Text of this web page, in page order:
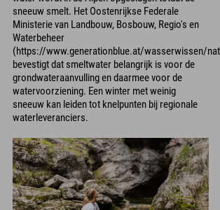
sneeuw smelt. Het Oostenrijkse Federale
Ministerie van Landbouw, Bosbouw, Regio's en
Waterbeheer
(https://www.generationblue.at/wasserwissen/
bevestigt dat smeltwater belangrijk is voor de
grondwateraanvulling en daarmee voor de
watervoorziening. Een winter met weinig
sneeuw kan leiden tot knelpunten bij regionale
waterleveranciers.